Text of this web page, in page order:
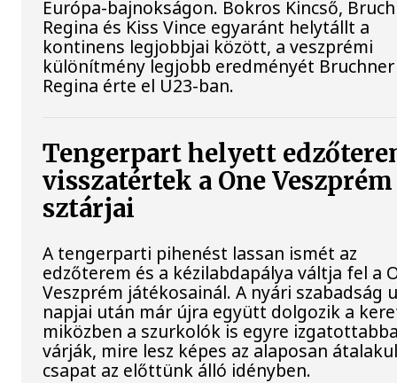
Európa-bajnokságon. Bokros Kincső,
Regina és Kiss Vince egyaránt helytállt a
kontinens legjobbjai között, a veszprémi
különítmény legjobb eredményét Bruchner
Regina érte el U23-ban.
Tengerpart helyett
visszatértek a One Veszprém
sztárjai
A tengerparti pihenést lassan ismét az
edzőterem és a kézilabdapálya váltja fel a
Veszprém játékosainál. A nyári szabadság
napjai után már újra együtt dolgozik a
miközben a szurkolók is egyre
várják, mire lesz képes az alaposan
csapat az előttünk álló idényben.